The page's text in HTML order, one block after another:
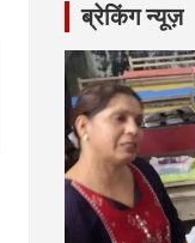
ब्रेकिंग न्यूज़